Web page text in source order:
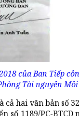
của Ban Tiếp
Tài nguyên
hai văn bản số
1189/PC-BTCD